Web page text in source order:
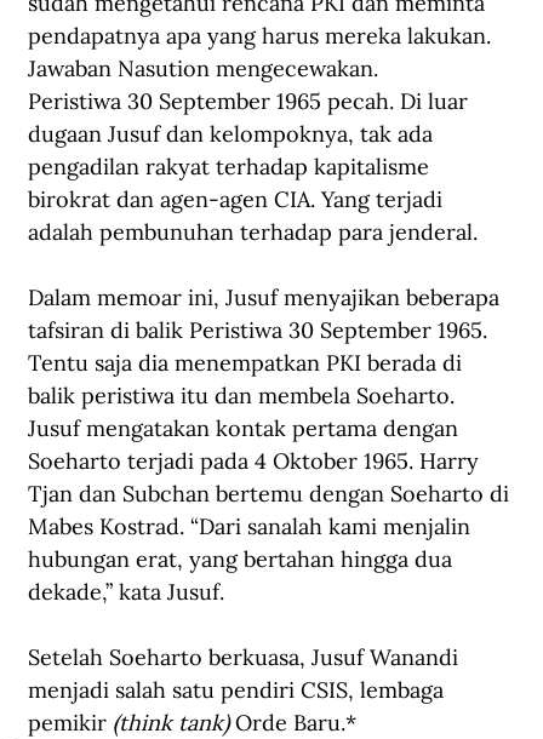
pendapatnya apa yang harus mereka lakukan.
Jawaban Nasution mengecewakan.
Peristiwa 30 September 1965 pecah. Di luar
dugaan Jusuf dan kelompoknya, tak ada
pengadilan rakyat terhadap kapitalisme
birokrat dan agen-agen CIA. Yang terjadi
adalah pembunuhan terhadap para jenderal.
Dalam memoar ini, Jusuf menyajikan beberapa
tafsiran di balik Peristiwa 30 September 1965.
Tentu saja dia menempatkan PKI berada di
balik peristiwa itu dan membela Soeharto.
Jusuf mengatakan kontak pertama dengan
Soeharto terjadi pada 4 Oktober 1965. Harry
Tjan dan Subchan bertemu dengan Soeharto di
Mabes Kostrad. “Dari sanalah kami menjalin
hubungan erat, yang bertahan hingga dua
dekade,” kata Jusuf.
Setelah Soeharto berkuasa, Jusuf Wanandi
menjadi salah satu pendiri CSIS, lembaga
pemikir (think tank) Orde Baru.*